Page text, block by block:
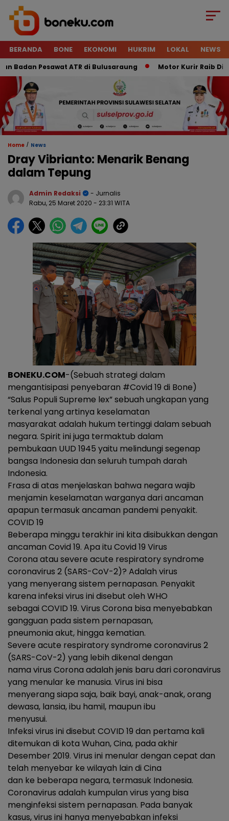
BERANDA BONE EKONOMI HUKRIM LOKAL NEWS
Pesawat ATR di Bulusaraung Motor Kurir Raib Digondol
Home / News
Dray Vibrianto: Menarik Benang
dalam Tepung
Admin Redaksi
- Jurnalis
Rabu, 25 Maret 2020 - 23:31 WITA
BONEKU.COM-(Sebuah strategi dalam
mengantisipasi penyebaran #Covid 19 di Bone)
“Salus Populi Supreme lex” sebuah ungkapan yang
terkenal yang artinya keselamatan
masyarakat adalah hukum tertinggi dalam sebuah
negara. Spirit ini juga termaktub dalam
pembukaan UUD 1945 yaitu melindungi segenap
bangsa Indonesia dan seluruh tumpah darah
Indonesia.
Frasa di atas menjelaskan bahwa negara wajib
menjamin keselamatan warganya dari ancaman
apapun termasuk ancaman pandemi penyakit.
COVID 19
Beberapa minggu terakhir ini kita disibukkan dengan
ancaman Covid 19. Apa itu Covid 19 Virus
Corona atau severe acute respiratory syndrome
coronavirus 2 (SARS-CoV-2)? Adalah virus
yang menyerang sistem pernapasan. Penyakit
karena infeksi virus ini disebut oleh WHO
sebagai COVID 19. Virus Corona bisa menyebabkan
gangguan pada sistem pernapasan,
pneumonia akut, hingga kematian.
Severe acute respiratory syndrome coronavirus 2
(SARS-CoV-2) yang lebih dikenal dengan
nama virus Corona adalah jenis baru dari coronavirus
yang menular ke manusia. Virus ini bisa
menyerang siapa saja, baik bayi, anak-anak, orang
dewasa, lansia, ibu hamil, maupun ibu
menyusui.
Infeksi virus ini disebut COVID 19 dan pertama kali
ditemukan di kota Wuhan, Cina, pada akhir
Desember 2019. Virus ini menular dengan cepat dan
telah menyebar ke wilayah lain di Cina
dan ke beberapa negara, termasuk Indonesia.
Coronavirus adalah kumpulan virus yang bisa
menginfeksi sistem pernapasan. Pada banyak
kasus, virus ini hanya menyebabkan infeksi